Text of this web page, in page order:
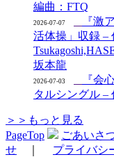
編曲：FTQ
2026-07-07
『激
活体操」収録 –
坂本龍
2026-07-03
『会
タルシングル –
＞＞もっと見る
PageTop
ごあいさ
せ
プライバ